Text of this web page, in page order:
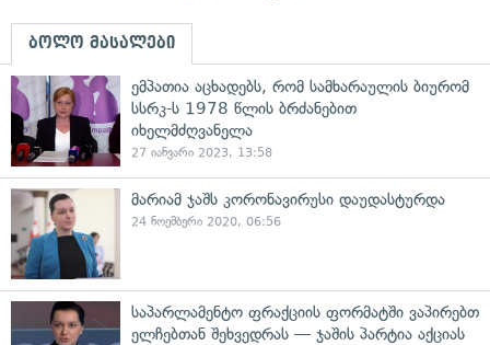
ბოლო მასალები
ემპათია აცხადებს, რომ სამხარაულის ბიურომ
სსრკ-ს 1978 წლის ბრძანებით
იხელმძღვანელა
27 იანვარი 2023, 13:58
მარიამ ჯაშს კორონავირუსი დაუდასტურდა
24 ნოემბერი 2020, 06:56
საპარლამენტო ფრაქციის ფორმატში ვაპირებთ
ელჩებთან შეხვედრას — ჯაშის პარტია აქციას